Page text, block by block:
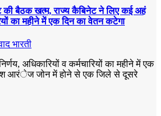
की बैठक खत्म, राज्य कैबिनेट ने लिए कई अहं
का महीने में एक दिन का वेतन कटेगा
भारती
अधिकारियों व कर्मचारियों का महीने में एक
आरंेज जोन में होने से एक जिले से दूसरे